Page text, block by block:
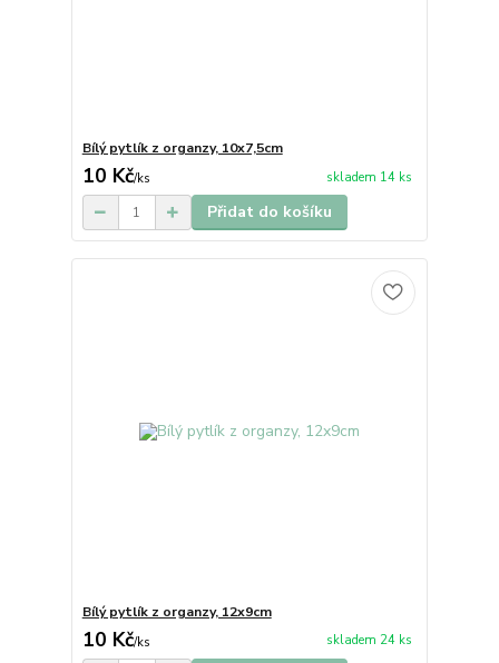
Bílý pytlík z organzy, 10x7,5cm
10 Kč/ks skladem 14 ks
Přidat do košíku
Bílý pytlík z organzy, 12x9cm
10 Kč/ks skladem 24 ks